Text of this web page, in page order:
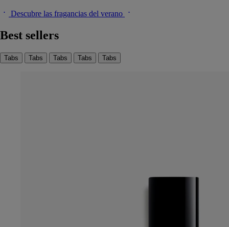
Descubre las fragancias del verano
Best sellers
Tabs Tabs Tabs Tabs Tabs